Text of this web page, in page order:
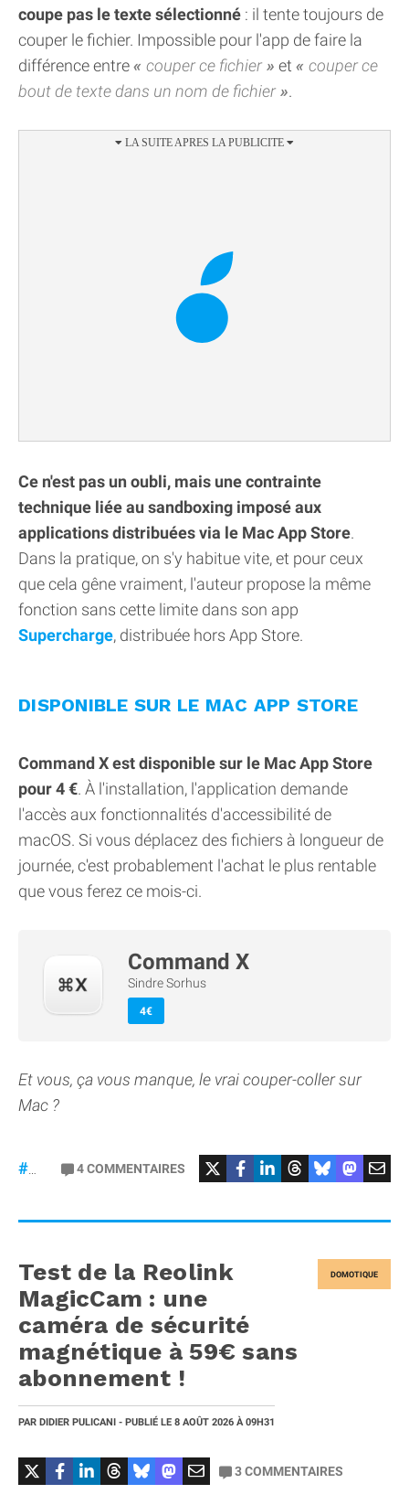
coupe pas le texte sélectionné : il tente toujours de
couper le fichier. Impossible pour l'app de faire la
différence entre
couper ce fichier et
couper ce
bout de texte dans un nom de fichier
.
Ce n'est pas un oubli, mais une contrainte
technique liée au sandboxing imposé aux
applications distribuées via le Mac App Store.
Dans la pratique, on s'y habitue vite, et pour ceux
que cela gêne vraiment, l'auteur propose la même
fonction sans cette limite dans son app
Supercharge, distribuée hors App Store.
DISPONIBLE SUR LE MAC APP STORE
Command X est disponible sur le Mac App Store
pour 4 €. À l'installation, l'application demande
l'accès aux fonctionnalités d'accessibilité de
macOS. Si vous déplacez des fichiers à longueur de
journée, c'est probablement l'achat le plus rentable
que vous ferez ce mois-ci.
Command X
Sindre Sorhus
4€
Et vous, ça vous manque, le vrai couper-coller sur
Mac ?
#macOS 4COMMENTAIRES
DOMOTIQUE
Test de la Reolink
MagicCam : une
caméra de sécurité
magnétique à 59€ sans
abonnement !
PAR DIDIER PULICANI - PUBLIÉ LE 8 AOÛT 2026 À 09H31
3COMMENTAIRES